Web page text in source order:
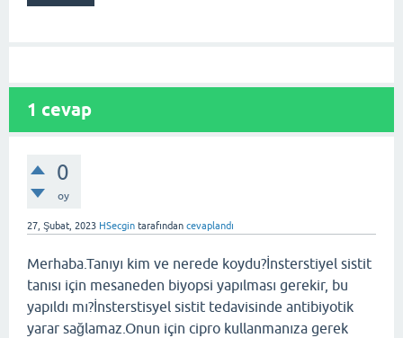
1 cevap
0
oy
27, Şubat, 2023 HSecgin tarafından cevaplandı
Merhaba.Tanıyı kim ve nerede koydu?İnsterstiyel sistit
tanısı için mesaneden biyopsi yapılması gerekir, bu
yapıldı mı?İnsterstisyel sistit tedavisinde antibiyotik
yarar sağlamaz.Onun için cipro kullanmanıza gerek